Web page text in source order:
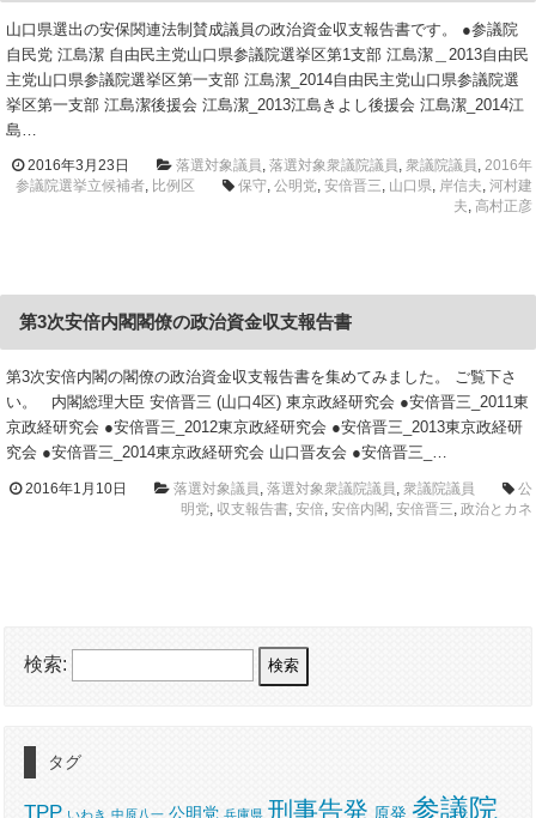
山口県選出の安保関連法制賛成議員の政治資金収支報告書です。 ●参議院
自民党 江島潔 自由民主党山口県参議院選挙区第1支部 江島潔＿2013自由民
主党山口県参議院選挙区第一支部 江島潔_2014自由民主党山口県参議院選
挙区第一支部 江島潔後援会 江島潔_2013江島きよし後援会 江島潔_2014江
島…
2016年3月23日 落選対象議員 落選対象衆議院議員 衆議院議員 2016年
参議院選挙立候補者, 比例区 保守, 公明党, 安倍晋三 山口県 岸信夫 河村建
夫 高村正彦
第3次安倍内閣閣僚の政治資金収支報告書
第3次安倍内閣の閣僚の政治資金収支報告書を集めてみました。 ご覧下さ
い。 内閣総理大臣 安倍晋三 (山口4区) 東京政経研究会 ●安倍晋三_2011東
京政経研究会 ●安倍晋三_2012東京政経研究会 ●安倍晋三_2013東京政経研
究会 ●安倍晋三_2014東京政経研究会 山口晋友会 ●安倍晋三_…
2016年1月10日 落選対象議員 落選対象衆議院議員 衆議院議員
公
明党, 収支報告書, 安倍, 安倍内閣 安倍晋三 政治とカネ
検索:
タグ
TPP いわき 中原八一 公明党 兵庫県 刑事告発 原発 参議院